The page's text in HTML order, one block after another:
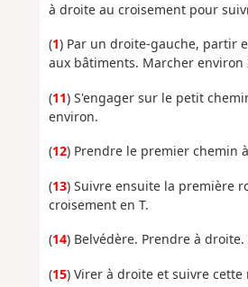
à droite au croisement pour
(1) Par un droite-gauche, partir
aux bâtiments. Marcher environ
(11) S'engager sur le petit
environ.
(12) Prendre le premier chemin
(13) Suivre ensuite la première
croisement en T.
(14) Belvédère. Prendre à
(15) Virer à droite et suivre